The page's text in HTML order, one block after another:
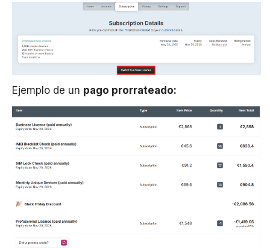
Ejemplo de un pago prorrateado: